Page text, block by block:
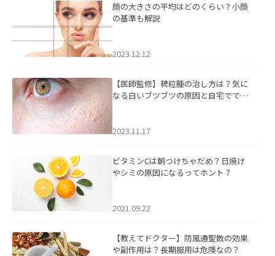
顔の大きさの平均はどのくらい？小顔
の基準も解説
2023.12.12
【医師監修】稗粒腫の治し方は？気に
なる白いブツブツの原因と自宅ででき
2023.11.17
ビタミンCは朝つけちゃだめ？日焼け
やシミの原因になるってホント？
2021.09.22
【教えてドクター】防風通聖散の効果
や副作用は？長期服用は危険なの？